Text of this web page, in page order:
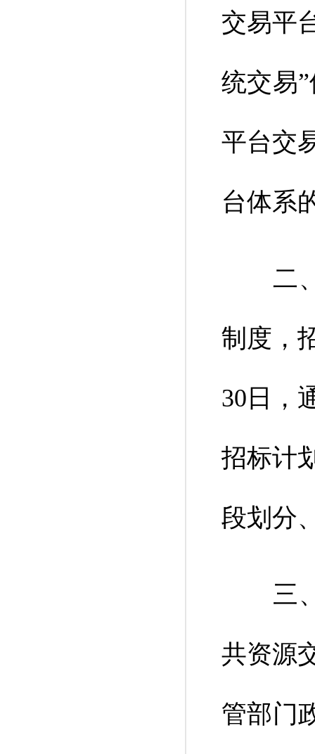
交易平
统交易
平台交
台体系
二、
制度，
30日，
招标计
段划分
三、
共资源
管部门